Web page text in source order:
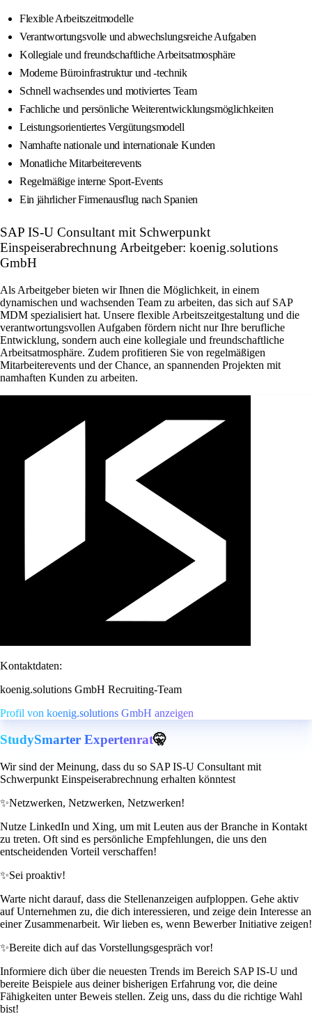
Flexible Arbeitszeitmodelle
Verantwortungsvolle und abwechslungsreiche Aufgaben
Kollegiale und freundschaftliche Arbeitsatmosphäre
Moderne Büroinfrastruktur und -technik
Schnell wachsendes und motiviertes Team
Fachliche und persönliche Weiterentwicklungsmöglichkeiten
Leistungsorientiertes Vergütungsmodell
Namhafte nationale und internationale Kunden
Monatliche Mitarbeiterevents
Regelmäßige interne Sport-Events
Ein jährlicher Firmenausflug nach Spanien
SAP IS-U Consultant mit Schwerpunkt
Einspeiserabrechnung Arbeitgeber: koenig.solutions
GmbH
Als Arbeitgeber bieten wir Ihnen die Möglichkeit, in einem
dynamischen und wachsenden Team zu arbeiten, das sich auf SAP
MDM spezialisiert hat. Unsere flexible Arbeitszeitgestaltung und die
verantwortungsvollen Aufgaben fördern nicht nur Ihre berufliche
Entwicklung, sondern auch eine kollegiale und freundschaftliche
Arbeitsatmosphäre. Zudem profitieren Sie von regelmäßigen
Mitarbeiterevents und der Chance, an spannenden Projekten mit
namhaften Kunden zu arbeiten.
Kontaktdaten:
koenig.solutions GmbH Recruiting-Team
Profil von koenig.solutions GmbH anzeigen
StudySmarter Expertenrat🤫
Wir sind der Meinung, dass du so SAP IS-U Consultant mit
Schwerpunkt Einspeiserabrechnung erhalten könntest
✨Netzwerken, Netzwerken, Netzwerken!
Nutze LinkedIn und Xing, um mit Leuten aus der Branche in Kontakt
zu treten. Oft sind es persönliche Empfehlungen, die uns den
entscheidenden Vorteil verschaffen!
✨Sei proaktiv!
Warte nicht darauf, dass die Stellenanzeigen aufploppen. Gehe aktiv
auf Unternehmen zu, die dich interessieren, und zeige dein Interesse an
einer Zusammenarbeit. Wir lieben es, wenn Bewerber Initiative zeigen!
✨Bereite dich auf das Vorstellungsgespräch vor!
Informiere dich über die neuesten Trends im Bereich SAP IS-U und
bereite Beispiele aus deiner bisherigen Erfahrung vor, die deine
Fähigkeiten unter Beweis stellen. Zeig uns, dass du die richtige Wahl
bist!